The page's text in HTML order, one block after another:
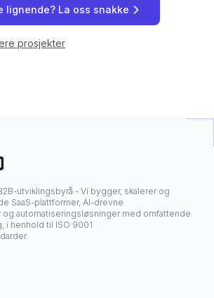
lignende? La oss snakke
prosjekter
utviklingsbyrå - Vi bygger, skalerer og
SaaS-plattformer, AI-drevne
automatiseringsløsninger med omfattende
i henhold til ISO 9001